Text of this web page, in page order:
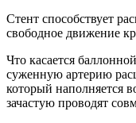
Стент способствует
свободное движение
Что касается
суженную артерию
который наполняется
зачастую проводят